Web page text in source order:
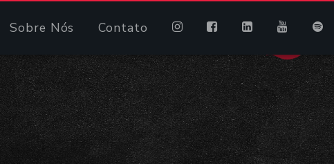
Sobre Nós Contato